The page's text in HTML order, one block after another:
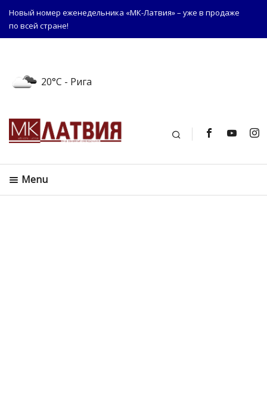
Новый номер еженедельника «МК-Латвия» – уже в продаже
по всей стране!
20°C - Рига
Поиск
Menu